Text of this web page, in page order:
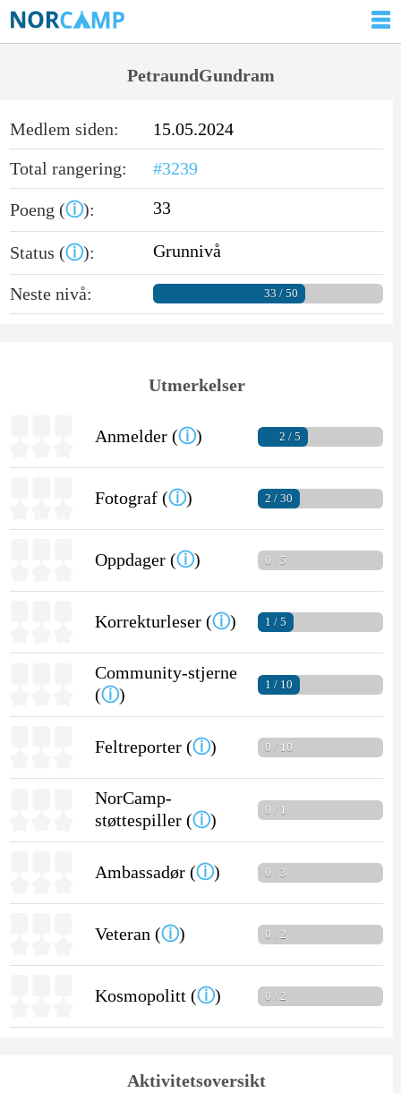
PetraundGundram
Medlem siden:
15.05.2024
Total rangering:
#3239
Poeng (ⓘ): 33
Status (ⓘ): Grunnivå
Neste nivå: 33 / 50
Utmerkelser
Anmelder (ⓘ) 2 / 5
Fotograf (ⓘ) 2 / 30
Oppdager (ⓘ) 0 / 5
Korrekturleser (ⓘ) 1 / 5
Community-stjerne
(ⓘ)
1 / 10
Feltreporter (ⓘ) 0 / 10
NorCamp-
støttespiller (ⓘ)
0 / 1
Ambassadør (ⓘ) 0 / 3
Veteran (ⓘ) 0 / 2
Kosmopolitt (ⓘ) 0 / 2
Aktivitetsoversikt